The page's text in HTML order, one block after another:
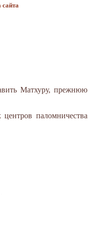
сайта
Матхуру, прежнюю
паломничества